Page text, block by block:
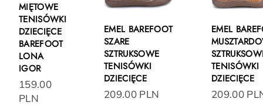
MIĘTOWE
TENISÓWKI
DZIECIĘCE
BAREFOOT
LONA
IGOR
159.00
PLN
EMEL BAREFOOT
SZARE
SZTRUKSOWE
TENISÓWKI
DZIECIĘCE
209.00 PLN
EMEL
TENISÓWKI
DZIECIĘCE
209.00